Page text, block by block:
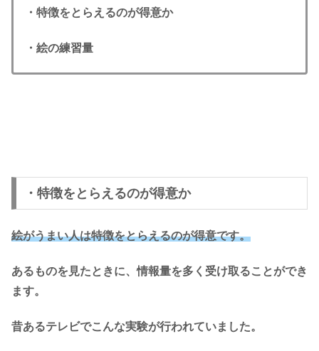
・特徴をとらえるのが得意か
・絵の練習量
・特徴をとらえるのが得意か
絵がうまい人は特徴をとらえるのが得意です。
あるものを見たときに、情報量を多く受け取ることができ
ます。
昔あるテレビでこんな実験が行われていました。